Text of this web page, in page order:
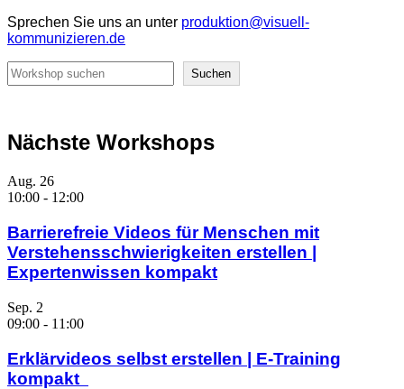
Sprechen Sie uns an unter produktion@visuell-
kommunizieren.de
Suchen
Suchen
Nächste Workshops
Aug. 26
10:00 - 12:00
Barrierefreie Videos für Menschen mit
Verstehensschwierigkeiten erstellen |
Expertenwissen kompakt
Sep. 2
09:00 - 11:00
Erklärvideos selbst erstellen | E-Training
kompakt